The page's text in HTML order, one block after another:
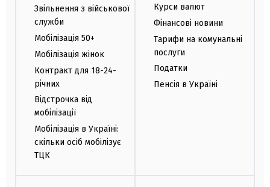
Звільнення з військової
служби
Мобілізація 50+
Мобілізація жінок
Контракт для 18-24-
річних
Відстрочка від
мобілізації
Мобілізація в Україні:
скільки осіб мобілізує
ТЦК
Курси валют
Фінансові новини
Тарифи на комунальні
послуги
Податки
Пенсія в Україні